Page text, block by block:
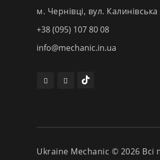
м. Чернівці, вул. Калинівська
+38 (095) 107 80 08
info@mechanic.in.ua
Ukraine Mechanic © 2026 Всі